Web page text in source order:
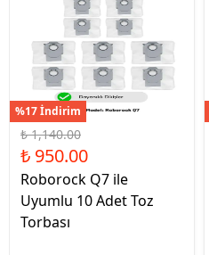
%17 İndirim
₺ 1,140.00
₺ 950.00
Roborock Q7 ile
Uyumlu 10 Adet Toz
Torbası